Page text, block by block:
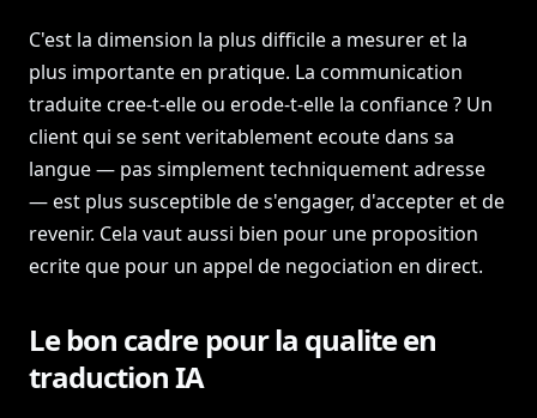
C'est la dimension la plus difficile a mesurer et la
plus importante en pratique. La communication
traduite cree-t-elle ou erode-t-elle la confiance ? Un
client qui se sent veritablement ecoute dans sa
langue — pas simplement techniquement adresse
— est plus susceptible de s'engager, d'accepter et de
revenir. Cela vaut aussi bien pour une proposition
ecrite que pour un appel de negociation en direct.
Le bon cadre pour la qualite en
traduction IA